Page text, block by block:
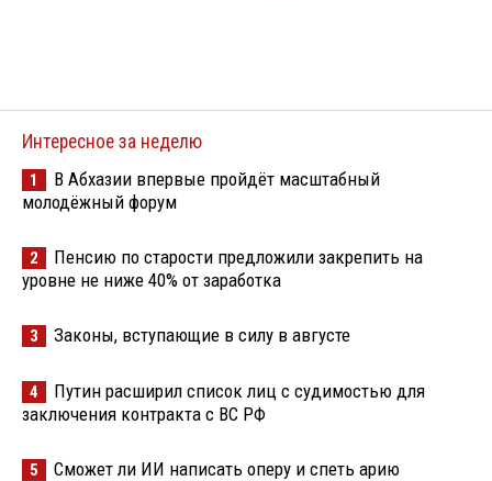
Интересное за неделю
1
В Абхазии впервые пройдёт масштабный
молодёжный форум
2
Пенсию по старости предложили закрепить на
уровне не ниже 40% от заработка
3 Законы, вступающие в силу в августе
4
Путин расширил список лиц с судимостью для
заключения контракта с ВС РФ
5 Сможет ли ИИ написать оперу и спеть арию